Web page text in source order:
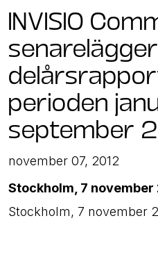
INVISIO
senarelägger
perioden
september
november 07, 2012
Stockholm, 7 november
Stockholm, 7 november